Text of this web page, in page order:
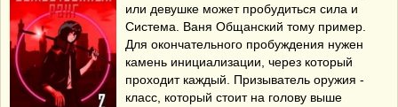
или девушке может пробудиться сила и
Система. Ваня Общанский тому пример.
Для окончательного пробуждения нужен
камень инициализации, через который
проходит каждый. Призыватель оружия -
класс, который стоит на голову выше